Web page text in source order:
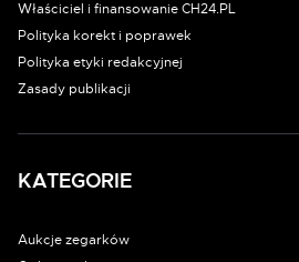
Właściciel i finansowanie CH24.PL
Polityka korekt i poprawek
Polityka etyki redakcyjnej
Zasady publikacji
KATEGORIE
Aukcje zegarków